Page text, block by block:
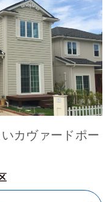
カヴァードポー